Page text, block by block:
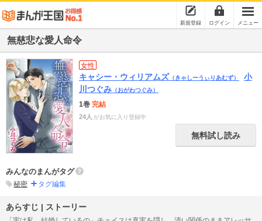
新規登録 ログイン メニュー
無慈悲な愛人命令
女性
キャシー・ウィリアムズ （きゃしーうぃりあむず）
小
川つぐみ （おがわつぐみ）
1巻 完結
24人 がお気に入り登録中
無料試し読み
みんなのまんがタグ
秘密 タグ編集
あらすじ | ストーリー